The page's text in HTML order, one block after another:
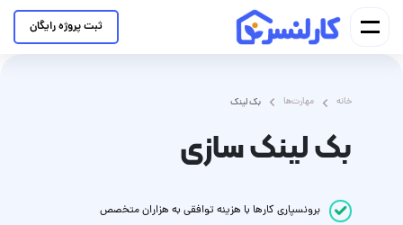
ثبت پروژه رایگان
خانه مهارت‌ها بک لینک
بک لینک سازی
برونسپاری کارها با هزینه توافقی به هزاران متخصص